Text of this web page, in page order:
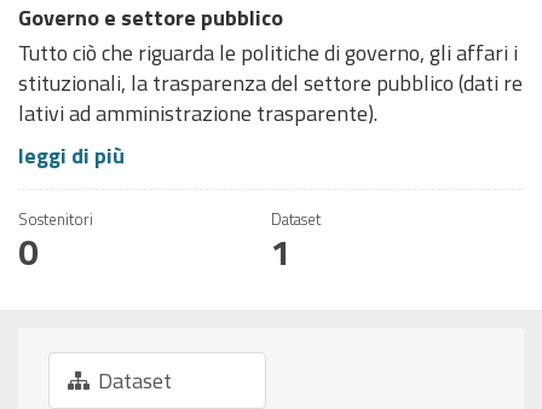
Governo e settore pubblico
Tutto ciò che riguarda le politiche di governo, gli affari i
stituzionali, la trasparenza del settore pubblico (dati re
lativi ad amministrazione trasparente).
leggi di più
Sostenitori
0
Dataset
1
Dataset